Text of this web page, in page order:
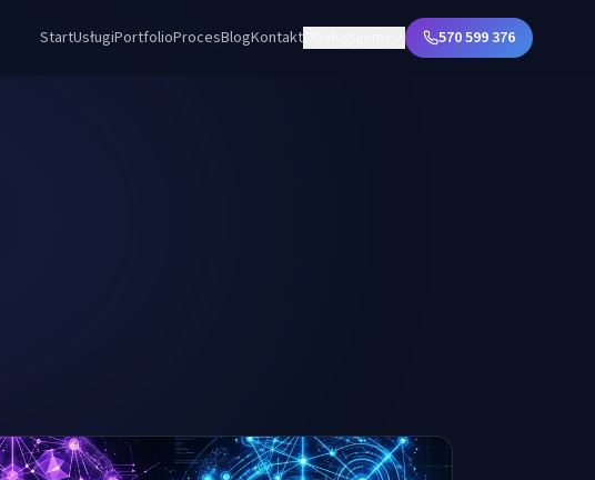
StartUsługiPortfolioProcesBlogKontakt 570 599 376